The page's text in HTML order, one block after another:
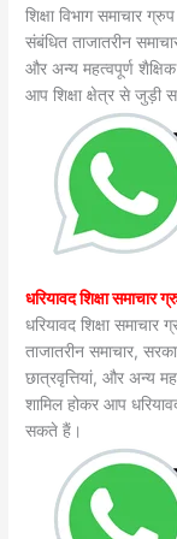
शिक्षा विभाग समाचार
संबंधित ताजातरीन
और अन्य महत्वपूर्ण
आप शिक्षा क्षेत्र से
धरियावद शिक्षा समाचार
धरियावद शिक्षा
ताजातरीन समाचार,
छात्रवृत्तियां, और अन्य
शामिल होकर आप
सकते हैं।